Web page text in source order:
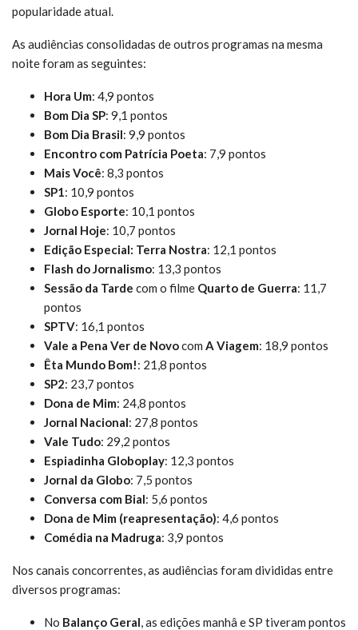
popularidade atual.
As audiências consolidadas de outros programas na mesma
noite foram as seguintes:
Hora Um: 4,9 pontos
Bom Dia SP: 9,1 pontos
Bom Dia Brasil: 9,9 pontos
Encontro com Patrícia Poeta: 7,9 pontos
Mais Você: 8,3 pontos
SP1: 10,9 pontos
Globo Esporte: 10,1 pontos
Jornal Hoje: 10,7 pontos
Edição Especial: Terra Nostra: 12,1 pontos
Flash do Jornalismo: 13,3 pontos
Sessão da Tarde com o filme Quarto de Guerra: 11,7
pontos
SPTV: 16,1 pontos
Vale a Pena Ver de Novocom A Viagem: 18,9 pontos
Êta Mundo Bom!: 21,8 pontos
SP2: 23,7 pontos
Dona de Mim: 24,8 pontos
Jornal Nacional: 27,8 pontos
Vale Tudo: 29,2 pontos
Espiadinha Globoplay: 12,3 pontos
Jornal da Globo: 7,5 pontos
Conversa com Bial: 5,6 pontos
Dona de Mim (reapresentação): 4,6 pontos
Comédia na Madruga: 3,9 pontos
Nos canais concorrentes, as audiências foram divididas entre
diversos programas:
No Balanço Geral, as edições manhâ e SP tiveram pontos